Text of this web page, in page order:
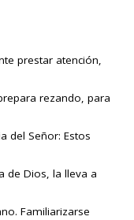
prestar atención,
rezando, para
del Señor: Estos
de Dios, la lleva a
Familiarizarse